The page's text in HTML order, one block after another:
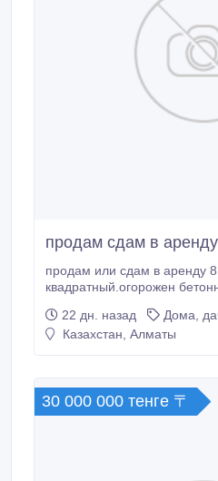
продам сдам в
продам или сдам в аренду 8
квадратный.огорожен
участке .Жетысуский р-он
Розовая.87021166611
22 дн. назад
Дома,
Казахстан, Алматы
30 000 000 тенге 〒